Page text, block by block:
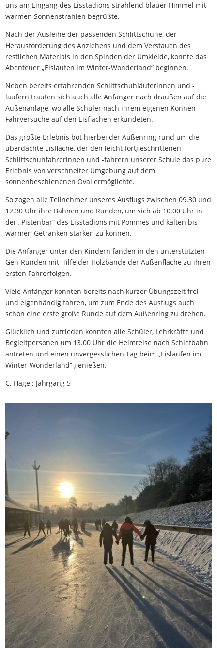
uns am Eingang des Eisstadions strahlend blauer Himmel mit
warmen Sonnenstrahlen begrüßte.
Nach der Ausleihe der passenden Schlittschuhe, der
Herausforderung des Anziehens und dem Verstauen des
restlichen Materials in den Spinden der Umkleide, konnte das
Abenteuer „Eislaufen im Winter-Wonderland“ beginnen.
Neben bereits erfahrenden Schlittschuhläuferinnen und -
läufern trauten sich auch alle Anfänger nach draußen auf die
Außenanlage, wo alle Schüler nach ihrem eigenen Können
Fahrversuche auf den Eisflächen erkundeten.
Das größte Erlebnis bot hierbei der Außenring rund um die
überdachte Eisfläche, der den leicht fortgeschrittenen
Schlittschuhfahrerinnen und -fahrern unserer Schule das pure
Erlebnis von verschneiter Umgebung auf dem
sonnenbeschienenen Oval ermöglichte.
So zogen alle Teilnehmer unseres Ausflugs zwischen 09.30 und
12.30 Uhr ihre Bahnen und Runden, um sich ab 10.00 Uhr in
der „Pistenbar“ des Eisstadions mit Pommes und kalten bis
warmen Getränken stärken zu können.
Die Anfänger unter den Kindern fanden in den unterstützten
Geh-Runden mit Hilfe der Holzbande der Außenfläche zu ihren
ersten Fahrerfolgen.
Viele Anfänger konnten bereits nach kurzer Übungszeit frei
und eigenhändig fahren, um zum Ende des Ausflugs auch
schon eine erste große Runde auf dem Außenring zu drehen.
Glücklich und zufrieden konnten alle Schüler, Lehrkräfte und
Begleitpersonen um 13.00 Uhr die Heimreise nach Schiefbahn
antreten und einen unvergesslichen Tag beim „Eislaufen im
Winter-Wonderland“ genießen.
C. Hagel; Jahrgang 5